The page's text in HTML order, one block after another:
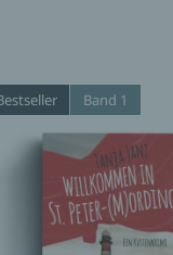
Band 1